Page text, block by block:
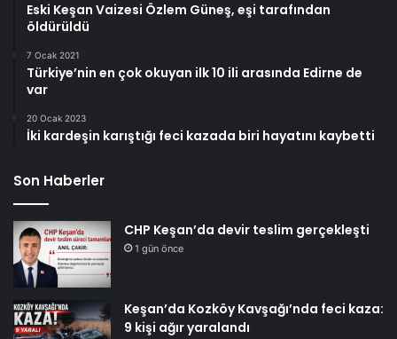
Eski Keşan Vaizesi Özlem Güneş, eşi tarafından
öldürüldü
7 Ocak 2021
Türkiye’nin en çok okuyan ilk 10 ili arasında Edirne de
var
20 Ocak 2023
İki kardeşin karıştığı feci kazada biri hayatını kaybetti
Son Haberler
CHP Keşan’da devir teslim gerçekleşti
1 gün önce
Keşan’da Kozköy Kavşağı’nda feci kaza:
9 kişi ağır yaralandı